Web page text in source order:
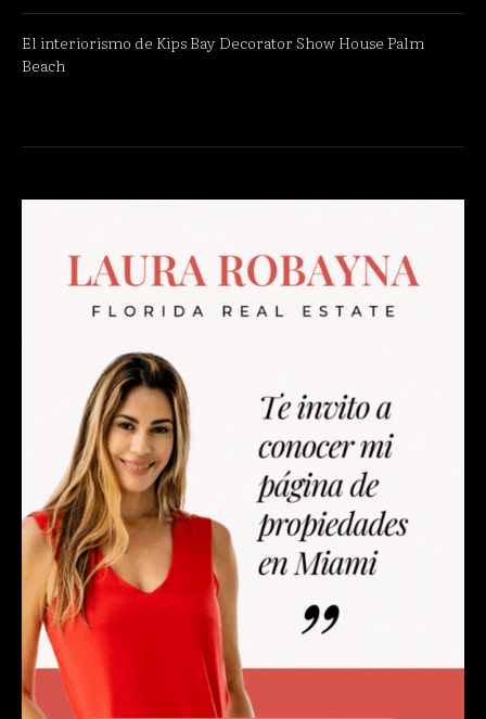
El interiorismo de Kips Bay Decorator Show House Palm
Beach